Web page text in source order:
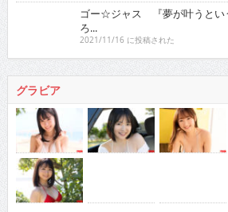
ゴー☆ジャス 『夢が叶うとい
ろ...
2021/11/16 に投稿された
グラビア